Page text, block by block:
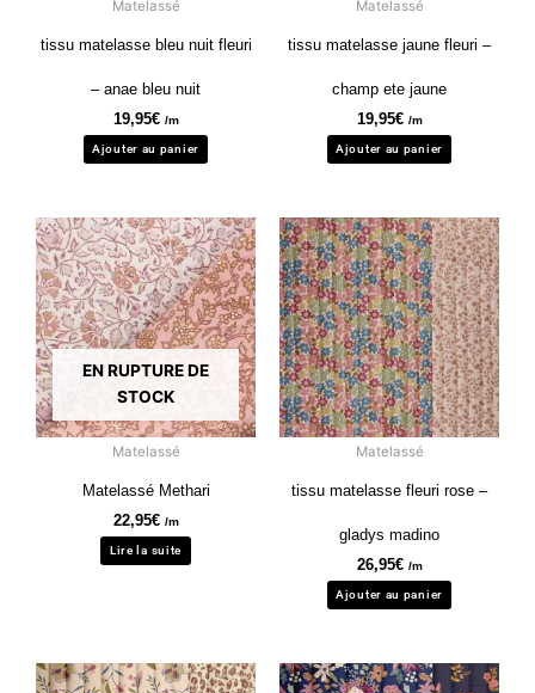
Matelassé
tissu matelasse bleu nuit fleuri
– anae bleu nuit
19,95€ /m
Ajouter au panier
Matelassé
tissu matelasse jaune fleuri –
champ ete jaune
19,95€ /m
Ajouter au panier
EN RUPTURE DE
STOCK
Matelassé
Matelassé Methari
22,95€ /m
Lire la suite
Matelassé
tissu matelasse fleuri rose –
gladys madino
26,95€ /m
Ajouter au panier